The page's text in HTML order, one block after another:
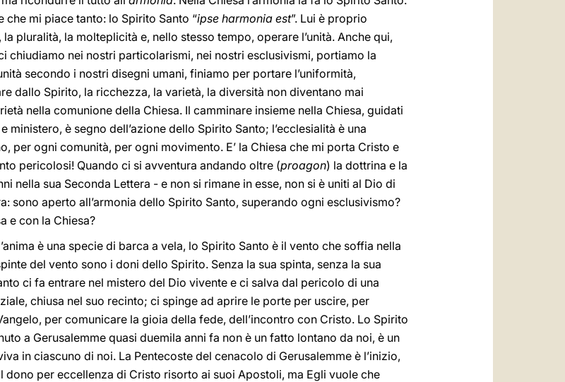
che mi piace tanto: lo Spirito Santo “ipse harmonia est”. Lui è proprio
pluralità, la molteplicità e, nello stesso tempo, operare l’unità. Anche qui,
chiudiamo nei nostri particolarismi, nei nostri esclusivismi, portiamo la
secondo i nostri disegni umani, finiamo per portare l’uniformità,
dallo Spirito, la ricchezza, la varietà, la diversità non diventano mai
nella comunione della Chiesa. Il camminare insieme nella Chiesa, guidati
ministero, è segno dell’azione dello Spirito Santo; l’ecclesialità è una
per ogni comunità, per ogni movimento. E’ la Chiesa che mi porta Cristo e
pericolosi! Quando ci si avventura andando oltre (proagon) la dottrina e la
nella sua Seconda Lettera - e non si rimane in esse, non si è uniti al Dio di
sono aperto all’armonia dello Spirito Santo, superando ogni esclusivismo?
e con la Chiesa?
è una specie di barca a vela, lo Spirito Santo è il vento che soffia nella
del vento sono i doni dello Spirito. Senza la sua spinta, senza la sua
ci fa entrare nel mistero del Dio vivente e ci salva dal pericolo di una
chiusa nel suo recinto; ci spinge ad aprire le porte per uscire, per
per comunicare la gioia della fede, dell’incontro con Cristo. Lo Spirito
a Gerusalemme quasi duemila anni fa non è un fatto lontano da noi, è un
in ciascuno di noi. La Pentecoste del cenacolo di Gerusalemme è l’inizio,
dono per eccellenza di Cristo risorto ai suoi Apostoli, ma Egli vuole che